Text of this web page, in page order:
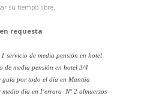
su tiempo libre.
requesta
servicio de media pensión en hotel
de media pensión en hotel 3/4
guía por todo el día en Mantúa
medio día en Ferrara N° 2 almuerzos